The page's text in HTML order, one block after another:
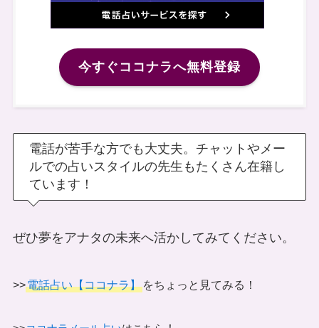
今すぐココナラへ無料登録
電話が苦手な方でも大丈夫。チャットやメー
ルでの占いスタイルの先生もたくさん在籍し
ています！
ぜひ夢をアナタの未来へ活かしてみてください。
>>電話占い【ココナラ】をちょっと見てみる！